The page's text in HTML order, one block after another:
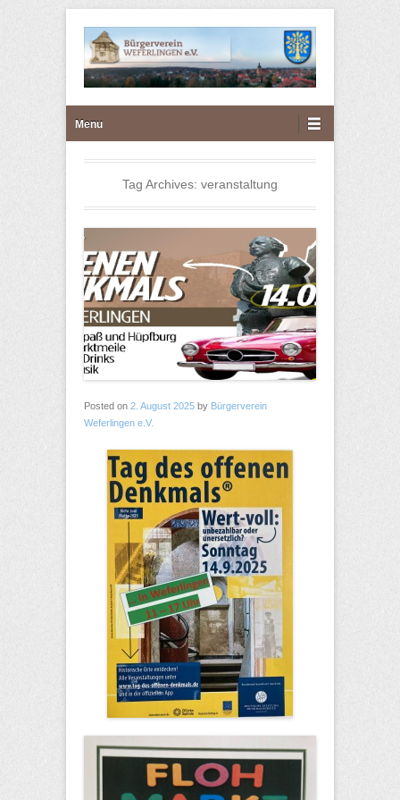
Bürgerverein Weferlingen
e.V.
Menu
Tag Archives: veranstaltung
Posted on 2. August 2025 by Bürgerverein
Weferlingen e.V.